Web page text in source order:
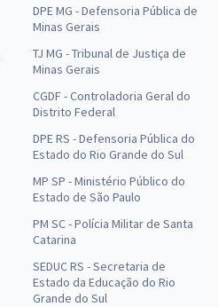
DPE MG - Defensoria Pública de
Minas Gerais
TJ MG - Tribunal de Justiça de
Minas Gerais
CGDF - Controladoria Geral do
Distrito Federal
DPE RS - Defensoria Pública do
Estado do Rio Grande do Sul
MP SP - Ministério Público do
Estado de São Paulo
PM SC - Polícia Militar de Santa
Catarina
SEDUC RS - Secretaria de
Estado da Educação do Rio
Grande do Sul